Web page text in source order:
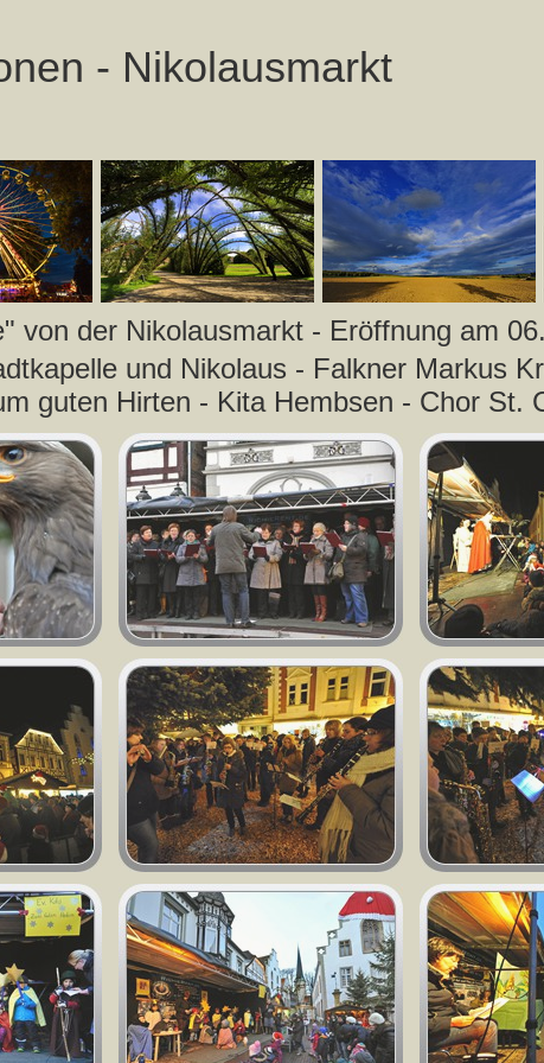
- Nikolausmarkt
von der Nikolausmarkt - Eröffnung am
und Nikolaus - Falkner Markus
guten Hirten - Kita Hembsen - Chor St.